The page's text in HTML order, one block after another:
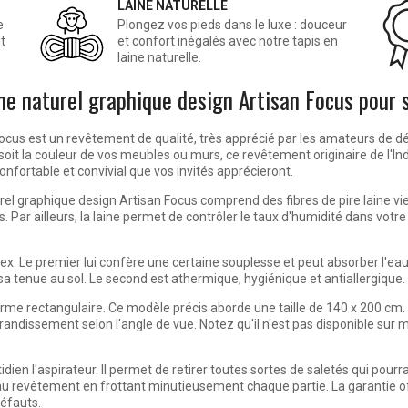
LAINE NATURELLE
Plongez vos pieds dans le luxe : douceur
et confort inégalés avec notre tapis en
laine naturelle.
naturel graphique design Artisan Focus
est un revêtement de qualité, très apprécié par les amateurs de
la couleur de vos meubles ou murs, ce revêtement originaire de
et convivial que vos invités apprécieront.
graphique design Artisan Focus comprend des fibres de pire laine
Par ailleurs, la laine permet de contrôler le taux d'humidité dans
Le premier lui confère une certaine souplesse et peut absorber
tenue au sol. Le second est athermique, hygiénique et antiallergique.
rectangulaire. Ce modèle précis aborde une taille de 140 x 200
selon l'angle de vue. Notez qu'il n'est pas disponible sur
l'aspirateur. Il permet de retirer toutes sortes de saletés qui
revêtement en frottant minutieusement chaque partie. La garantie